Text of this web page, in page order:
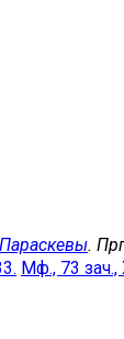
Параскевы.
Мф., 73 зач.,